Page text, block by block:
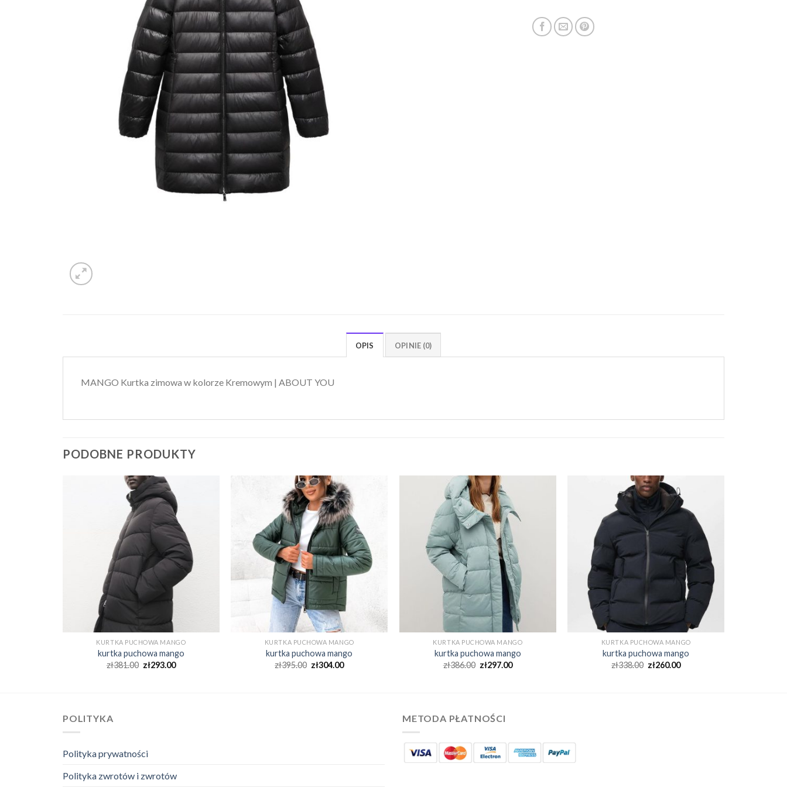
OPIS OPINIE (0)
MANGO Kurtka zimowa w kolorze Kremowym | ABOUT YOU
PODOBNE PRODUKTY
KURTKA PUCHOWA MANGO
kurtka puchowa mango
zł381.00 zł293.00
KURTKA PUCHOWA MANGO
kurtka puchowa mango
zł395.00 zł304.00
KURTKA PUCHOWA MANGO
kurtka puchowa mango
zł386.00 zł297.00
KURTKA PUCHOWA MANGO
kurtka puchowa mango
zł338.00 zł260.00
POLITYKA
Polityka prywatności
Polityka zwrotów i zwrotów
METODA PŁATNOŚCI